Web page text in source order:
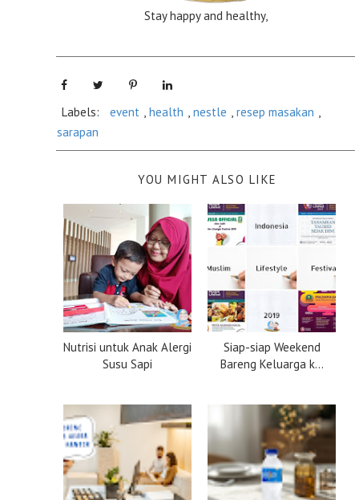
Stay happy and healthy,
Labels: event health nestle resep masakan
sarapan
YOU MIGHT ALSO LIKE
Nutrisi untuk Anak Alergi
Susu Sapi
Siap-siap Weekend
Bareng Keluarga k...